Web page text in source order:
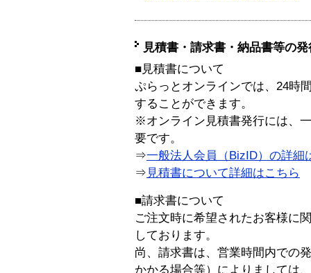
見積書・請求書・納品書等の
■見積書について
ぷらっとオンラインでは、24時
することができます。
※オンライン見積書発行には、
要です。
⇒一般法人会員（BizID）の詳細
⇒ 見積書について詳細はこちら
■請求書について
ご注文時に希望されたお客様に
しております。
尚、請求書は、営業時間内での
かかる場合等）によりましては